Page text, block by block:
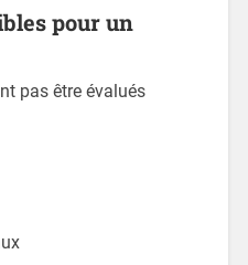
pour un
pas être évalués